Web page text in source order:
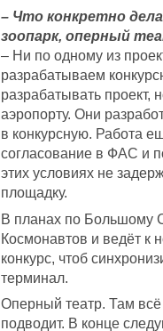
– Что конкретно
зоопарк, оперный
– Ни по одному из
разрабатываем
разрабатывать
аэропорту. Они
в конкурсную. Работа
согласование в ФАС и
этих условиях не
площадку.
В планах по Большому
Космонавтов и ведёт к
конкурс, чтоб
терминал.
Оперный театр. Там
подводит. В конце